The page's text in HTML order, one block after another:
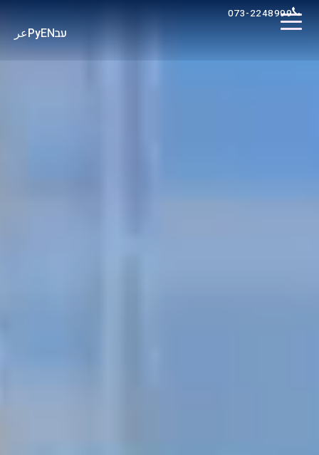
073-2248999
عرРуENעב